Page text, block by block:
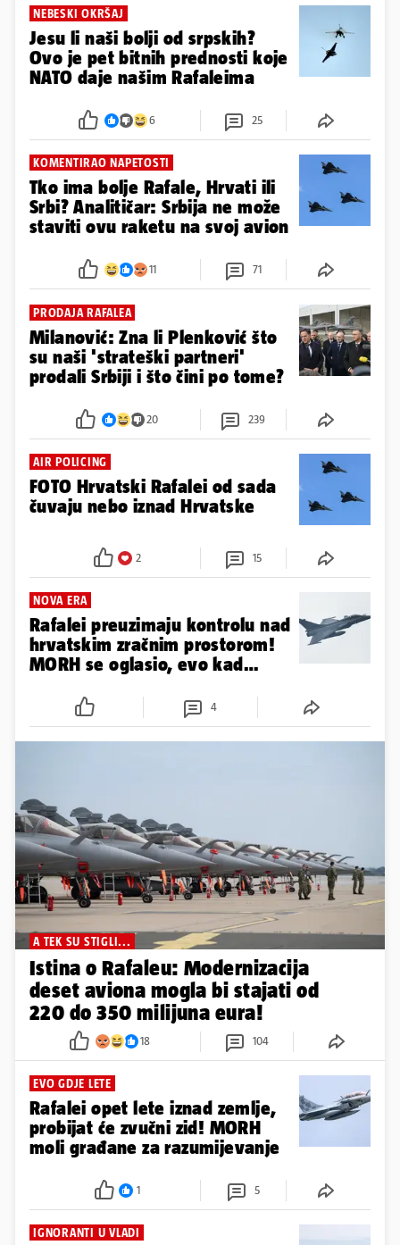
NEBESKI OKRŠAJ
Jesu li naši bolji od srpskih?
Ovo je pet bitnih prednosti koje
NATO daje našim Rafaleima
6 25
KOMENTIRAO NAPETOSTI
Tko ima bolje Rafale, Hrvati ili
Srbi? Analitičar: Srbija ne može
staviti ovu raketu na svoj avion
11 71
PRODAJA RAFALEA
Milanović: Zna li Plenković što
su naši 'strateški partneri'
prodali Srbiji i što čini po tome?
20 239
AIR POLICING
FOTO Hrvatski Rafalei od sada
čuvaju nebo iznad Hrvatske
2 15
NOVA ERA
Rafalei preuzimaju kontrolu nad
hrvatskim zračnim prostorom!
MORH se oglasio, evo kad
4
A TEK SU STIGLI...
Istina o Rafaleu: Modernizacija
deset aviona mogla bi stajati od
220 do 350 milijuna eura!
18 104
EVO GDJE LETE
Rafalei opet lete iznad zemlje,
probijat će zvučni zid! MORH
moli građane za razumijevanje
1 5
IGNORANTI U VLADI